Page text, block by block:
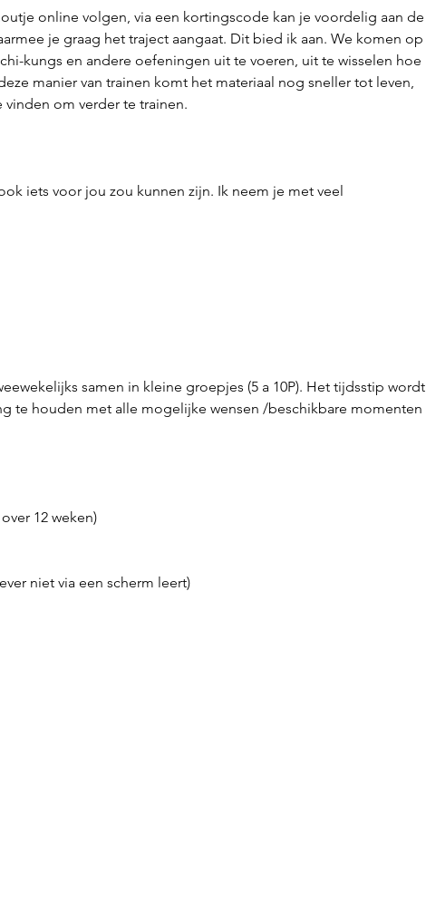
online volgen, via een kortingscode kan je voordelig aan de
je graag het traject aangaat. Dit bied ik aan. We komen op
kungs en andere oefeningen uit te voeren, uit te wisselen hoe
manier van trainen komt het materiaal nog sneller tot leven,
vinden om verder te trainen.
iets voor jou zou kunnen zijn. Ik neem je met veel
samen in kleine groepjes (5 a 10P). Het tijdsstip wordt
te houden met alle mogelijke wensen /beschikbare momenten
12 weken)
niet via een scherm leert)